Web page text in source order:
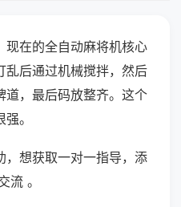
现在的全自动麻将机核心
乱后通过机械搅拌，然后
道，最后码放整齐。这个
。
，想获取一对一指导，添
流 。